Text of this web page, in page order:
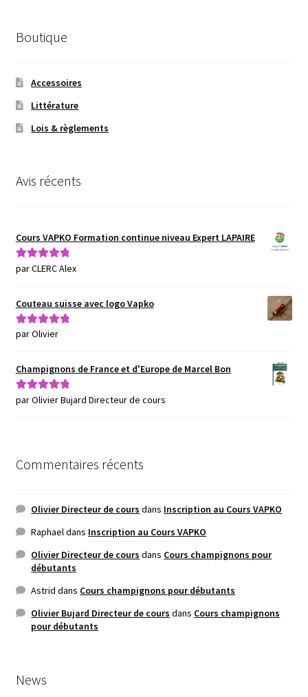
Boutique
Accessoires
Littérature
Lois & règlements
Avis récents
Cours VAPKO Formation continue niveau Expert LAPAIRE
Note5sur 5
par CLERC Alex
Couteau suisse avec logo Vapko
Note5sur 5
par Olivier
Champignons de France et d'Europe de Marcel Bon
Note5sur 5
par Olivier Bujard Directeur de cours
Commentaires récents
Olivier Directeur de cours dans Inscription au Cours VAPKO
Raphaeldans Inscription au Cours VAPKO
Olivier Directeur de cours dans Cours champignons pour
débutants
Astrid dans Cours champignons pour débutants
Olivier Bujard Directeur de cours dans Cours champignons
pour débutants
News